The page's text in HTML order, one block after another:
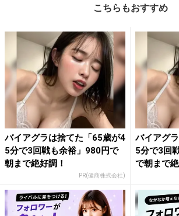
こちらもおすすめ
バイアグラは捨てた「65歳が4
5分で3回戦も余裕」980円で
朝まで絶好調！
PR(健商株式会社)
バイアグ
5分で3回
で朝まで絶